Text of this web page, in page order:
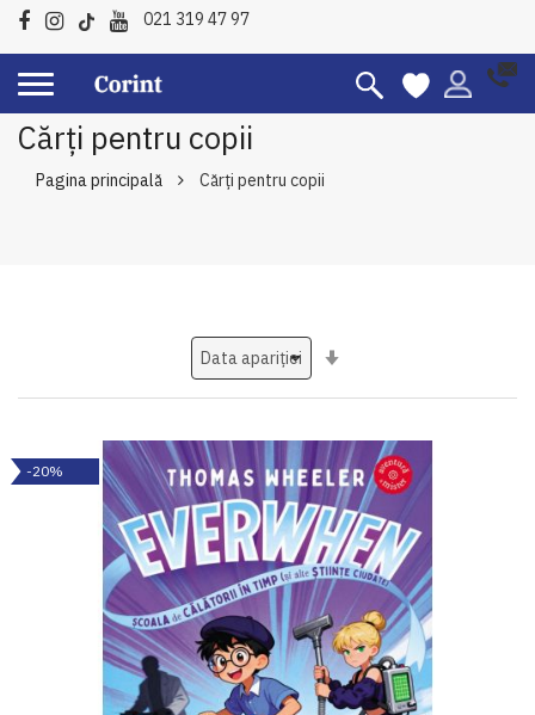
021 319 47 97
Cărți pentru copii
Pagina principală Cărți pentru copii
-20%